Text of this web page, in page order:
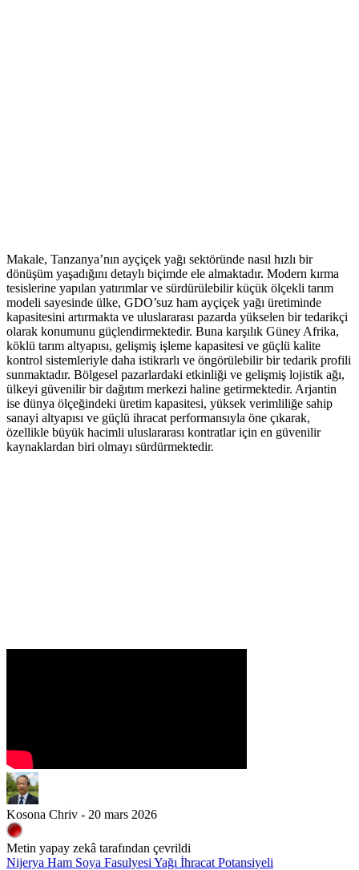
Makale, Tanzanya’nın ayçiçek yağı sektöründe nasıl hızlı bir
dönüşüm yaşadığını detaylı biçimde ele almaktadır. Modern kırma
tesislerine yapılan yatırımlar ve sürdürülebilir küçük ölçekli tarım
modeli sayesinde ülke, GDO’suz ham ayçiçek yağı üretiminde
kapasitesini artırmakta ve uluslararası pazarda yükselen bir tedarikçi
olarak konumunu güçlendirmektedir. Buna karşılık Güney Afrika,
köklü tarım altyapısı, gelişmiş işleme kapasitesi ve güçlü kalite
kontrol sistemleriyle daha istikrarlı ve öngörülebilir bir tedarik profili
sunmaktadır. Bölgesel pazarlardaki etkinliği ve gelişmiş lojistik ağı,
ülkeyi güvenilir bir dağıtım merkezi haline getirmektedir. Arjantin
ise dünya ölçeğindeki üretim kapasitesi, yüksek verimliliğe sahip
sanayi altyapısı ve güçlü ihracat performansıyla öne çıkarak,
özellikle büyük hacimli uluslararası kontratlar için en güvenilir
kaynaklardan biri olmayı sürdürmektedir.
Kosona Chriv - 20 mars 2026
Metin yapay zekâ tarafından çevrildi
Nijerya Ham Soya Fasulyesi Yağı İhracat Potansiyeli